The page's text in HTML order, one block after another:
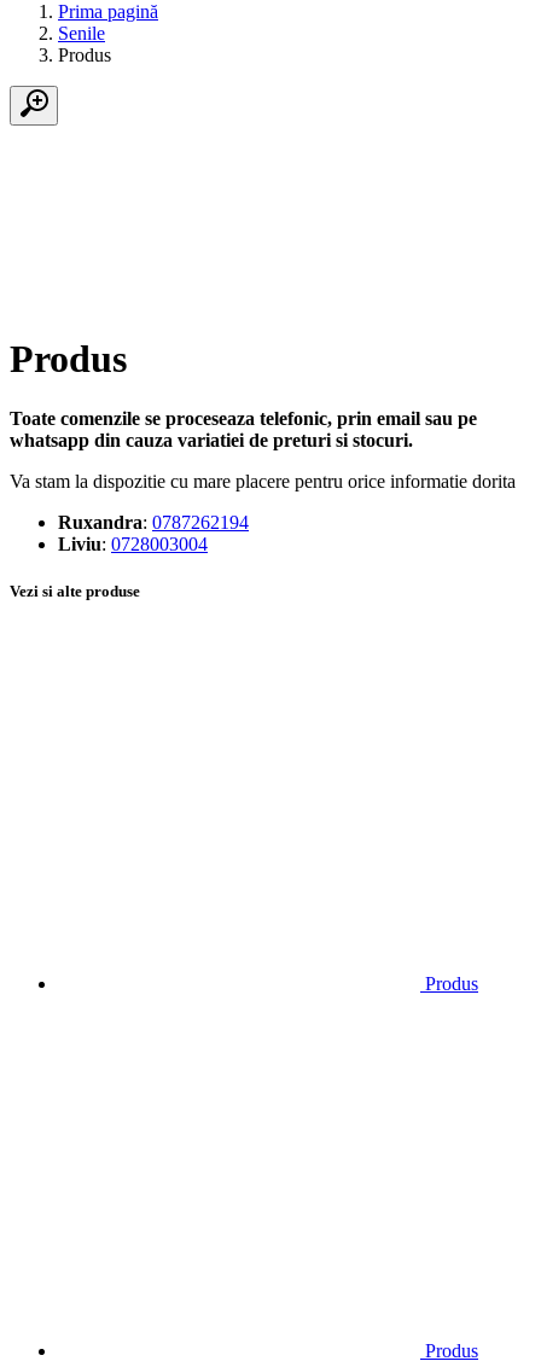
Prima pagină
Senile
Produs
Produs
Toate comenzile se proceseaza telefonic, prin email sau pe
whatsapp din cauza variatiei de preturi si stocuri.
Va stam la dispozitie cu mare placere pentru orice informatie dorita
Ruxandra: 0787262194
Liviu: 0728003004
Vezi si alte produse
Produs
Produs